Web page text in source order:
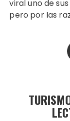
viral uno de
pero por las